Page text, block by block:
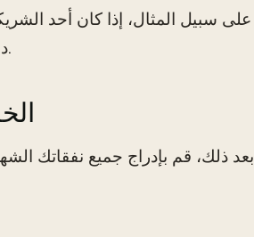
دولار من العمل الحر، فإن إجمالي الدخل هو 3,500 دولار.
الخطوة 2:
بعد ذلك، قم بإدراج جميع نفقاتك